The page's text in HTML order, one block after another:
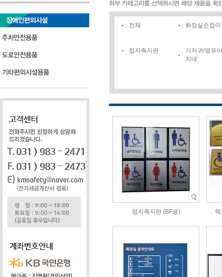
전체 화장실손잡이
점자촉지판
기저귀/영유
치대
점자촉지판 (BF용)